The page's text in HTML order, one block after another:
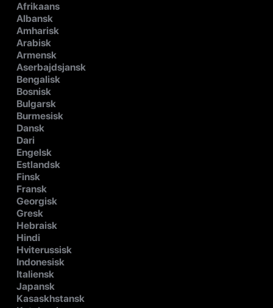
Afrikaans
Albansk
Amharisk
Arabisk
Armensk
Aserbajdsjansk
Bengalisk
Bosnisk
Bulgarsk
Burmesisk
Dansk
Dari
Engelsk
Estlandsk
Finsk
Fransk
Georgisk
Gresk
Hebraisk
Hindi
Hviterussisk
Indonesisk
Italiensk
Japansk
Kasaskhstansk